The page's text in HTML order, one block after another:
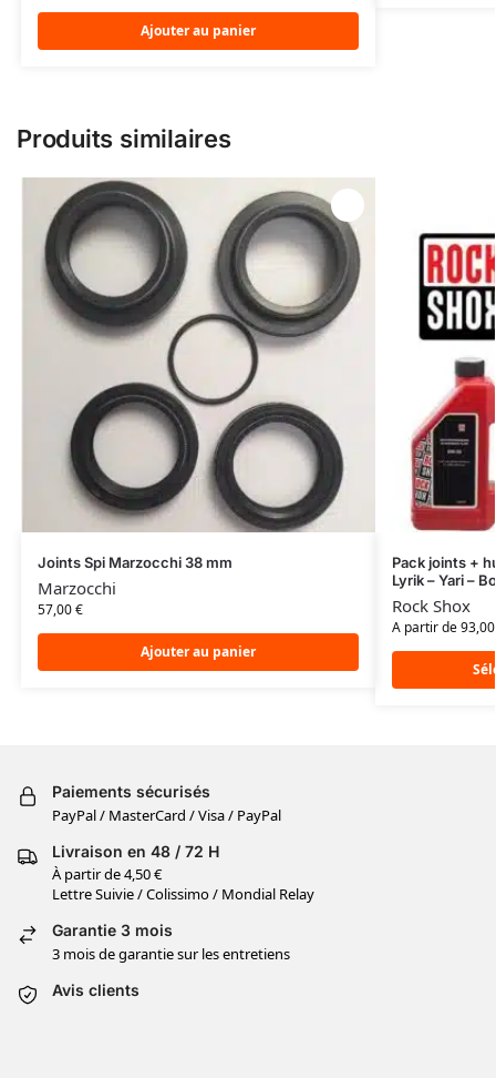
Ajouter au panier
Produits similaires
Joints Spi Marzocchi 38 mm
Marzocchi
57,00€
Ajouter au panier
Pack joints +
Lyrik – Yari –
Rock Shox
A partir de
Paiements sécurisés
PayPal / MasterCard / Visa / PayPal
Livraison en 48 / 72 H
À partir de 4,50 €
Lettre Suivie / Colissimo / Mondial Relay
Garantie 3 mois
3 mois de garantie sur les entretiens
Avis clients